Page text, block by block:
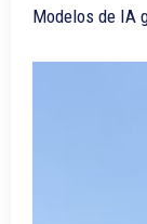
Modelos de IA